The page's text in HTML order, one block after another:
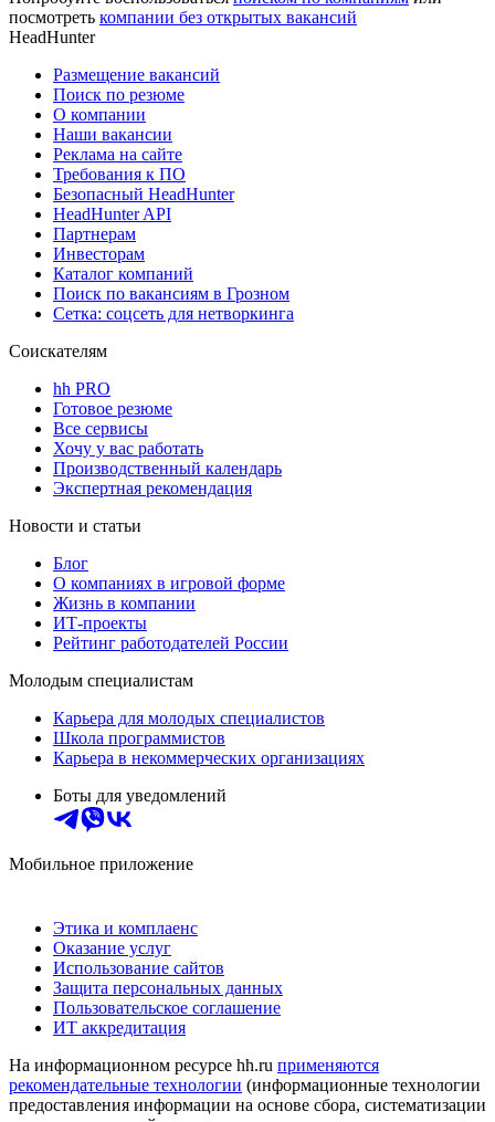
посмотреть компании без открытых вакансий
HeadHunter
Размещение вакансий
Поиск по резюме
О компании
Наши вакансии
Реклама на сайте
Требования к ПО
Безопасный HeadHunter
HeadHunter API
Партнерам
Инвесторам
Каталог компаний
Поиск по вакансиям в Грозном
Сетка: соцсеть для нетворкинга
Соискателям
hh PRO
Готовое резюме
Все сервисы
Хочу у вас работать
Производственный календарь
Экспертная рекомендация
Новости и статьи
Блог
О компаниях в игровой форме
Жизнь в компании
ИТ-проекты
Рейтинг работодателей России
Молодым специалистам
Карьера для молодых специалистов
Школа программистов
Карьера в некоммерческих организациях
Боты для уведомлений
Мобильное приложение
Этика и комплаенс
Оказание услуг
Использование сайтов
Защита персональных данных
Пользовательское соглашение
ИТ аккредитация
На информационном ресурсе hh.ru применяются
рекомендательные технологии (информационные технологии
предоставления информации на основе сбора, систематизации